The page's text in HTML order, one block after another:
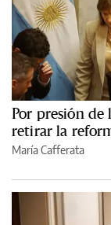
Por presión de
retirar la
María Cafferata